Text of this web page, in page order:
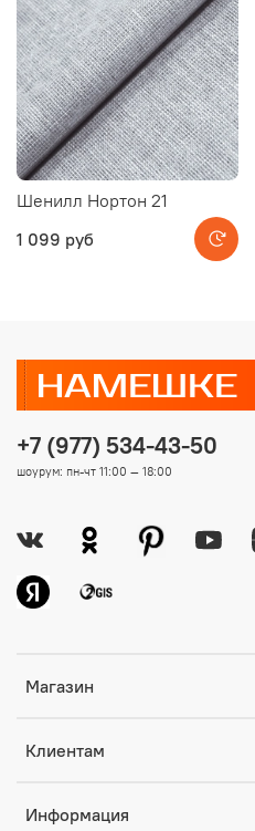
Шенилл Нортон 21
1 099 руб
Магазин
Клиентам
Информация
+7 (977) 534-43-50
шоурум: пн-чт 11:00 — 18:00